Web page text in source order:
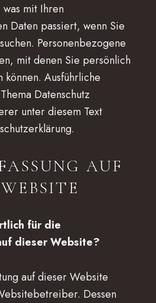
mit Ihren
Daten passiert, wenn Sie
Personenbezogene
mit denen Sie persönlich
Ausführliche
Datenschutz
unter diesem Text
AUF
für die
dieser Website?
auf dieser Website
Dessen